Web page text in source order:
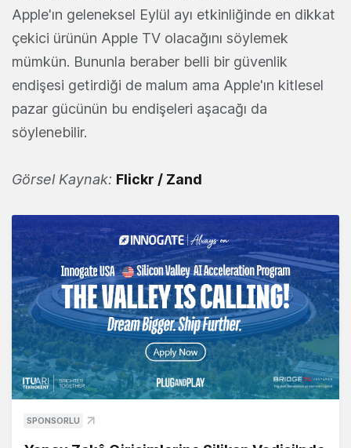
Apple'ın geleneksel Eylül ayı etkinliğinde en dikkat
çekici ürünün Apple TV olacağını söylemek
mümkün. Bununla beraber belli bir güvenlik
endişesi getirdiği de malum ama Apple'ın kitlesel
pazar gücünün bu endişeleri aşacağı da
söylenebilir.
Görsel Kaynak: Flickr / Zand
SPONSORLU